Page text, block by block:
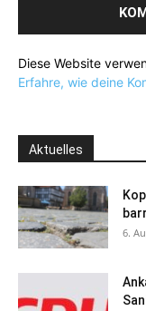
Diese Website
Erfahre, wie deine
Aktuelles
6.